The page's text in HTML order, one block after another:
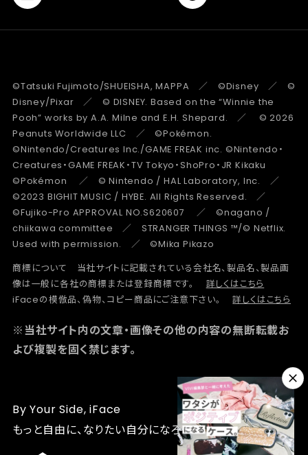
©Tatsuki Fujimoto/SHUEISHA, MAPPA ／ ©Disney ／ ©
Disney/Pixar ／ © DISNEY. Based on the “Winnie the
Pooh” works by A.A. Milne and E.H. Shepard. ／ © 2026
Peanuts Worldwide LLC ／ ©Pokémon.
©Nintendo/Creatures Inc./GAME FREAK inc. ©Nintendo・
Creatures・GAME FREAK・TV Tokyo・ShoPro・JR Kikaku
©Pokémon ／ © Nintendo / HAL Laboratory, Inc. ／
©2023 BIGHIT MUSIC / HYBE. All Rights Reserved. ／
©Fujiko-Pro APPROVAL NO.S620607 ／ ©nagano /
chiikawa committee ／ STRANGER THINGS ™/© Netflix.
Used with permission. ／ ©Mika Pikazo
商標について 当社サイトに記載されている会社名、製品名、製品画
像は一般に各社の商標または登録商標です。
詳しくはこちら
iFaceの模倣品、偽物、コピー商品にご注意下さい。
詳しくはこちら
※当社サイト内の文章・画像その他の内容の無断転載お
よび複製を固く禁じます。
By Your Side, iFace
もっと自由に、なりたい自分になろう